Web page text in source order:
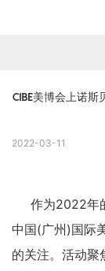
CIBE美博会上诺
2022-03-11
作为2022年
中国(广州)国际
的关注。活动聚